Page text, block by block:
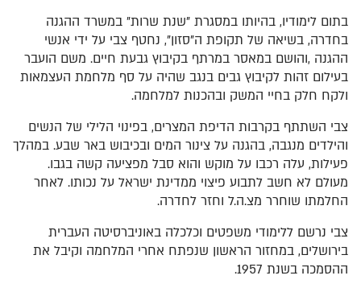
בתום לימודיו, בהיותו במסגרת "שנת שרות" במשרד ההגנה
בחדרה, בשיאה של תקופת ה"סזון", נחטף צבי על ידי אנשי
ההגנה ,והושם במאסר במרתף בקיבוץ גבעת חיים. משם הועבר
בעילום זהות לקיבוץ גבים בנגב שהיה על סף מלחמת העצמאות
ולקח חלק בחיי המשק ובהכנות למלחמה.
צבי השתתף בקרבות הדיפת המצרים, בפינוי הלילי של הנשים
והילדים מנגבה, בהגנה על צינור המים ובכיבוש באר שבע. במהלך
פעילות, עלה רכבו על מוקש והוא סבל מפציעה קשה בגבו.
מעולם לא חשב לתבוע פיצוי ממדינת ישראל על נכותו. לאחר
החלמתו שוחרר מצ.ה.ל וחזר לחדרה.
צבי נרשם ללימודי משפטים וכלכלה באוניברסיטה העברית
בירושלים, במחזור הראשון שנפתח אחרי המלחמה וקיבל את
ההסמכה בשנת 1957.